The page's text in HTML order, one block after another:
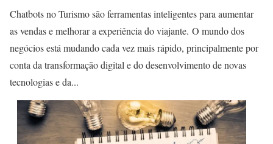
Chatbots no Turismo são ferramentas inteligentes para aumentar
as vendas e melhorar a experiência do viajante. O mundo dos
negócios está mudando cada vez mais rápido, principalmente por
conta da transformação digital e do desenvolvimento de novas
tecnologias e da...